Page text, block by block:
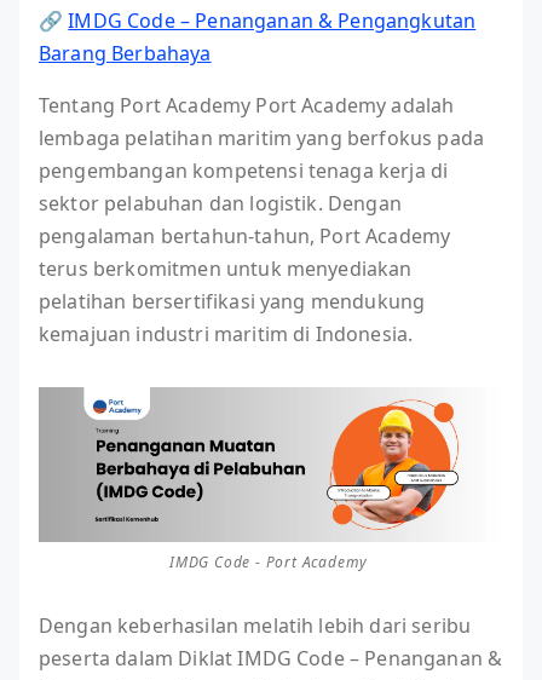
🔗IMDG Code – Penanganan & Pengangkutan
Barang Berbahaya
Tentang Port Academy Port Academy adalah
lembaga pelatihan maritim yang berfokus pada
pengembangan kompetensi tenaga kerja di
sektor pelabuhan dan logistik. Dengan
pengalaman bertahun-tahun, Port Academy
terus berkomitmen untuk menyediakan
pelatihan bersertifikasi yang mendukung
kemajuan industri maritim di Indonesia.
IMDG Code - Port Academy
Dengan keberhasilan melatih lebih dari seribu
peserta dalam Diklat IMDG Code – Penanganan &